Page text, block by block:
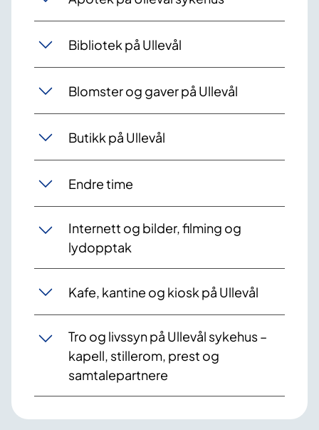
Bibliotek på Ullevål
Blomster og gaver på Ullevål
Butikk på Ullevål
Endre time
Internett og bilder, filming og
lydopptak
Kafe, kantine og kiosk på Ullevål
Tro og livssyn på Ullevål sykehus –
kapell, stillerom, prest og
samtalepartnere